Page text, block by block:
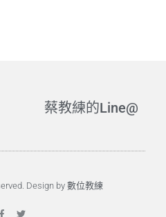
蔡教練的Line@
Design by 數位教練